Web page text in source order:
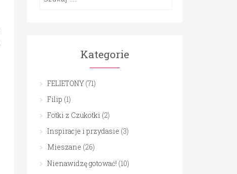
Kategorie
FELIETONY(71)
Filip (1)
Fotki z Czukotki (2)
Inspiracje i przydasie (3)
Mieszane (26)
Nienawidzę gotować! (10)